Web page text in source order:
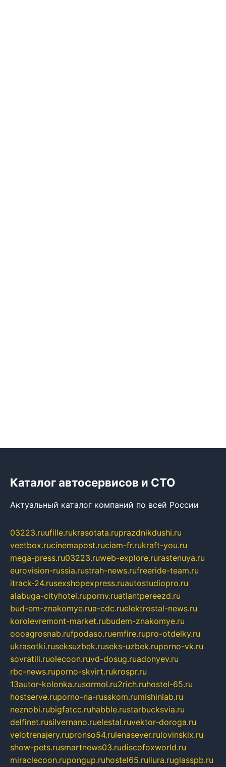
Каталог автосервисов и СТО
Актуальный каталог компаний по всей России
03223.ruufille.rukrasotata.ruprazdnikdushi.ru
veetbox.rucinemapost.ruciam-fr.rukraft-you.ru
mega-press.ru03223.ruweb-explore.rurastenuya.ru
eurovision-russia.rustrah-news.rufreeride-team.ru
itrack-24.rusexshopexpress.ruautostudiopro.ru
alabuga-cityhotel.rupornv.ruatlantpereezd.ru
bud-em-znakomye.rua-cdc.ruelektrostal-news.ru
korolevremont-market.rubudem-znakomye.ru
oooagrosnab.rufpodaso.ruemfire.rupro-otdelky.ru
ukrasotki.ruseksuzbek.ruseks-uzbek.ruporno-vk.ru
sovratili.ruolecoon.ruvd-dosug.ruadonyev.ru
rbc-news.ruporno-skvirt.rukrospr.ru
13autor-kolonka.rusormol.ru2rich.ruhostel-65.ru
hostserve.ruporno-na-russkom.rumishinlab.ru
neznobi.rubigfatcc.ruhabble.rustarbucksvia.ru
delfinet.rusilvernano.ruelestal.ruvektor-doroga.ru
velotrenajery.rupronso54.rulenasever.rulovinskix.ru
show-pets.rusmartnews03.rudiscofoxworld.ru
miraclecoon.rupongup.ruhostel65.ruliura.ruglasspb.ru